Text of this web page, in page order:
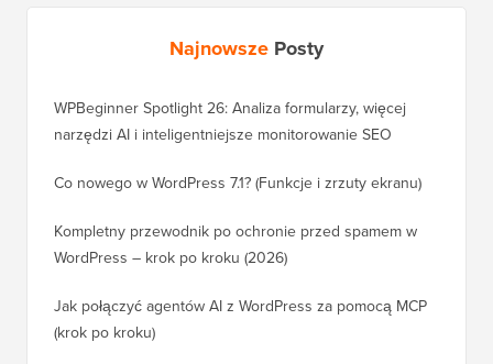
Najnowsze Posty
WPBeginner Spotlight 26: Analiza formularzy, więcej
narzędzi AI i inteligentniejsze monitorowanie SEO
Co nowego w WordPress 7.1? (Funkcje i zrzuty ekranu)
Kompletny przewodnik po ochronie przed spamem w
WordPress – krok po kroku (2026)
Jak połączyć agentów AI z WordPress za pomocą MCP
(krok po kroku)